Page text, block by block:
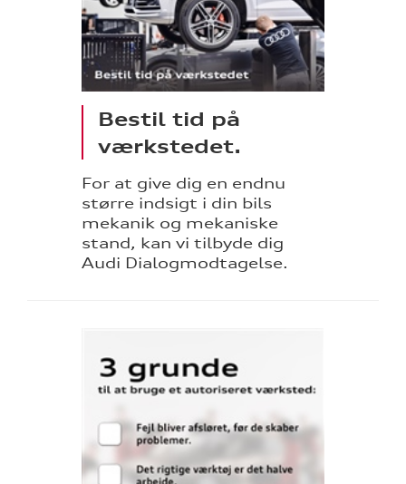
Bestil tid på
værkstedet.
For at give dig en endnu
større indsigt i din bils
mekanik og mekaniske
stand, kan vi tilbyde dig
Audi Dialogmodtagelse.